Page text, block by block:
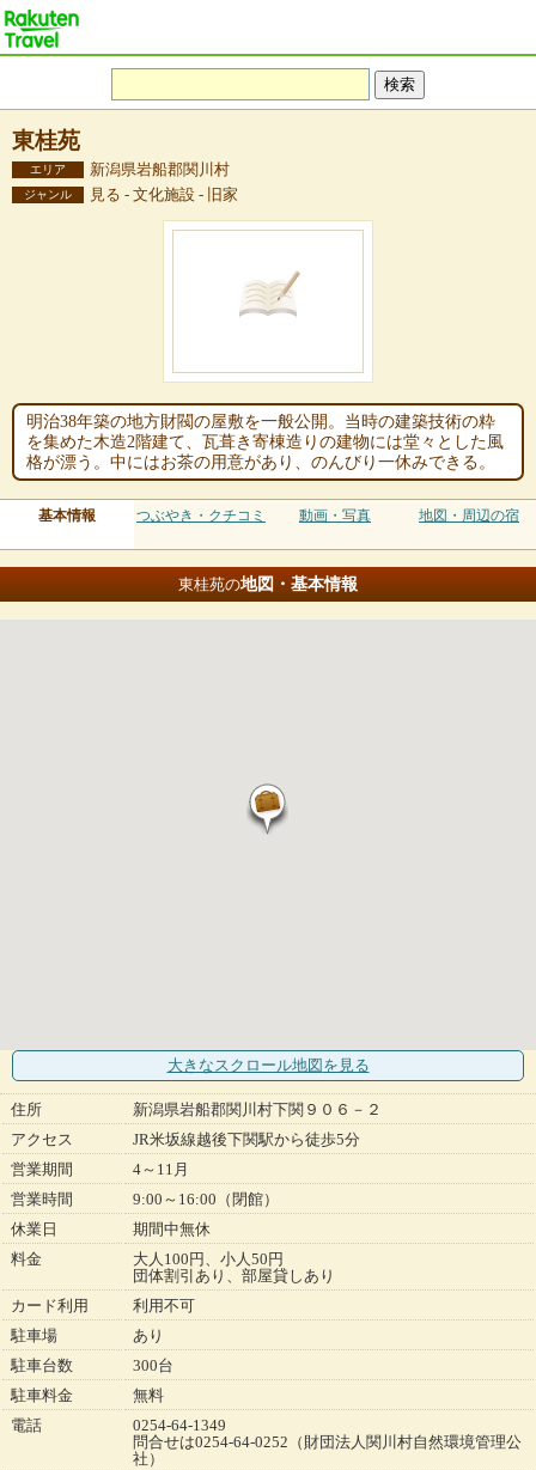
東桂苑
エリア 新潟県岩船郡関川村
ジャンル 見る - 文化施設 - 旧家
明治38年築の地方財閥の屋敷を一般公開。当時の建築技術の粋
を集めた木造2階建て、瓦葺き寄棟造りの建物には堂々とした風
格が漂う。中にはお茶の用意があり、のんびり一休みできる。
基本情報 つぶやき・クチコミ 動画・写真 地図・周辺の宿
東桂苑の地図・基本情報
大きなスクロール地図 を見る
住所
新潟県岩船郡関川村下関９０６－２
アクセス
JR米坂線越後下関駅から徒歩5分
営業期間
4～11月
営業時間
9:00～16:00（閉館）
休業日
期間中無休
料金
大人100円、小人50円
団体割引あり、部屋貸しあり
カード利用
利用不可
駐車場
あり
駐車台数
300台
駐車料金
無料
電話
0254-64-1349
問合せは0254‐64‐0252（財団法人関川村自然環境管理公
社）